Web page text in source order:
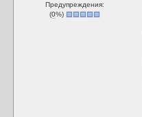
Предупреждения:
(0%)